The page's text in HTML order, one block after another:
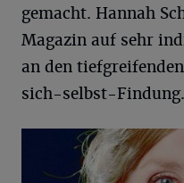
gemacht. Hannah
Magazin auf sehr
an den
sich-selbst-Findung.